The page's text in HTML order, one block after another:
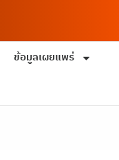
ข้อมูลเผยแพร่